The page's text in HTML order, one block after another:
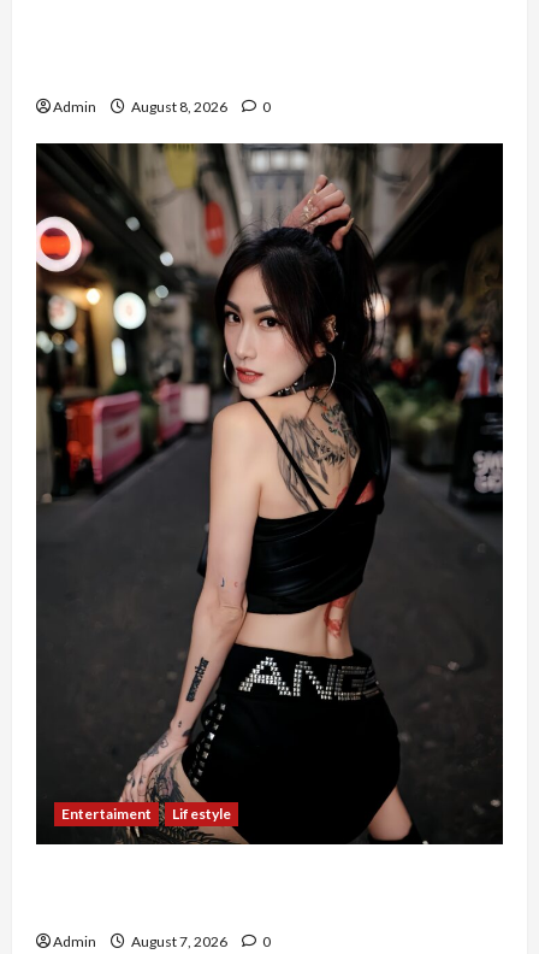
Admin August 8, 2026 0
Entertaiment Lifestyle
Admin August 7, 2026 0